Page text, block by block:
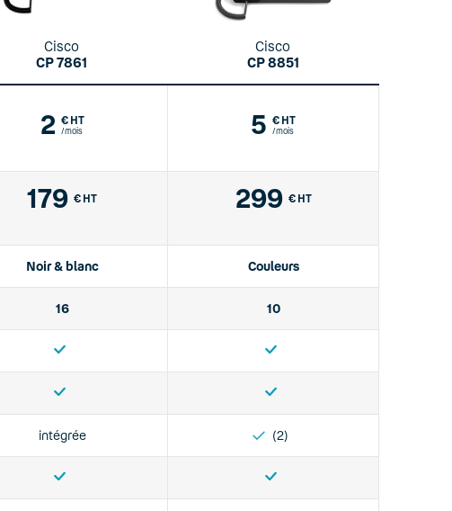
Cisco
CP 7861
Cisco
CP 8851
2 € HT
/mois 5 € HT
/mois
179 € HT 299 € HT
Noir & blanc Couleurs
16 10
intégrée (2)